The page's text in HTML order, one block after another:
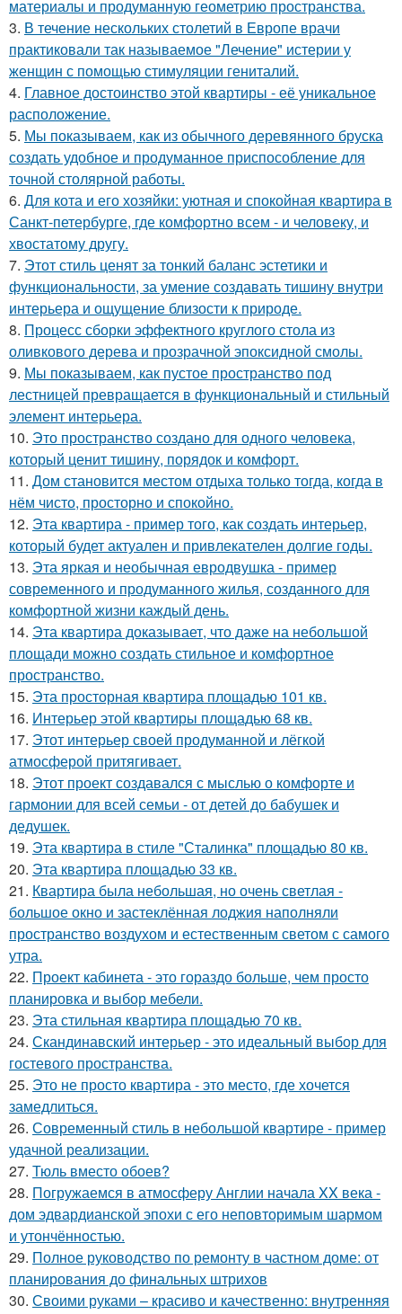
материалы и продуманную геометрию пространства.
3. В течение нескольких столетий в Европе врачи
практиковали так называемое "Лечение" истерии у
женщин с помощью стимуляции гениталий.
4. Главное достоинство этой квартиры - её уникальное
расположение.
5. Мы показываем, как из обычного деревянного бруска
создать удобное и продуманное приспособление для
точной столярной работы.
6. Для кота и его хозяйки: уютная и спокойная квартира в
Санкт-петербурге, где комфортно всем - и человеку, и
хвостатому другу.
7. Этот стиль ценят за тонкий баланс эстетики и
функциональности, за умение создавать тишину внутри
интерьера и ощущение близости к природе.
8. Процесс сборки эффектного круглого стола из
оливкового дерева и прозрачной эпоксидной смолы.
9. Мы показываем, как пустое пространство под
лестницей превращается в функциональный и стильный
элемент интерьера.
10. Это пространство создано для одного человека,
который ценит тишину, порядок и комфорт.
11. Дом становится местом отдыха только тогда, когда в
нём чисто, просторно и спокойно.
12. Эта квартира - пример того, как создать интерьер,
который будет актуален и привлекателен долгие годы.
13. Эта яркая и необычная евродвушка - пример
современного и продуманного жилья, созданного для
комфортной жизни каждый день.
14. Эта квартира доказывает, что даже на небольшой
площади можно создать стильное и комфортное
пространство.
15. Эта просторная квартира площадью 101 кв.
16. Интерьер этой квартиры площадью 68 кв.
17. Этот интерьер своей продуманной и лёгкой
атмосферой притягивает.
18. Этот проект создавался с мыслью о комфорте и
гармонии для всей семьи - от детей до бабушек и
дедушек.
19. Эта квартира в стиле "Сталинка" площадью 80 кв.
20. Эта квартира площадью 33 кв.
21. Квартира была небольшая, но очень светлая -
большое окно и застеклённая лоджия наполняли
пространство воздухом и естественным светом с самого
утра.
22. Проект кабинета - это гораздо больше, чем просто
планировка и выбор мебели.
23. Эта стильная квартира площадью 70 кв.
24. Скандинавский интерьер - это идеальный выбор для
гостевого пространства.
25. Это не просто квартира - это место, где хочется
замедлиться.
26. Современный стиль в небольшой квартире - пример
удачной реализации.
27. Тюль вместо обоев?
28. Погружаемся в атмосферу Англии начала XX века -
дом эдвардианской эпохи с его неповторимым шармом
и утончённостью.
29. Полное руководство по ремонту в частном доме: от
планирования до финальных штрихов
30. Своими руками – красиво и качественно: внутренняя